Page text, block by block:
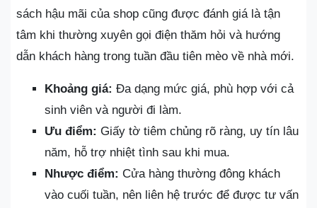
sách hậu mãi của shop cũng được đánh giá là tận
tâm khi thường xuyên gọi điện thăm hỏi và hướng
dẫn khách hàng trong tuần đầu tiên mèo về nhà mới.
Khoảng giá: Đa dạng mức giá, phù hợp với cả
sinh viên và người đi làm.
Ưu điểm: Giấy tờ tiêm chủng rõ ràng, uy tín lâu
năm, hỗ trợ nhiệt tình sau khi mua.
Nhược điểm: Cửa hàng thường đông khách
vào cuối tuần, nên liên hệ trước để được tư vấn